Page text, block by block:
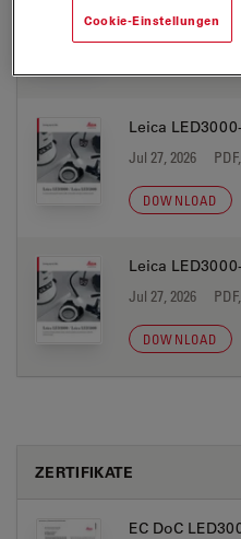
Jul 27, 2026
Leica
Jul 27, 2026
DOWNLOAD
Leica
Jul 27, 2026
DOWNLOAD
ZERTIFIKATE
EC DoC
Cookie-Einstellungen